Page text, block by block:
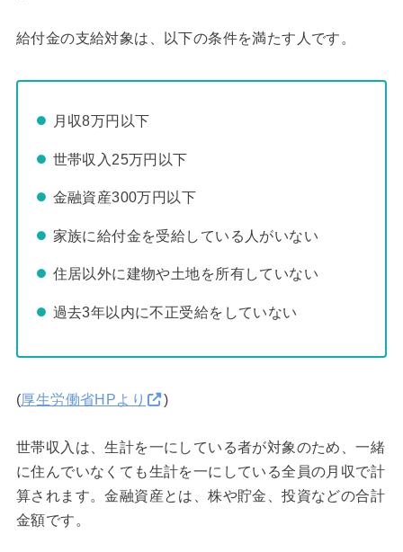
給付金の支給対象は、以下の条件を満たす人です。
月収8万円以下
世帯収入25万円以下
金融資産300万円以下
家族に給付金を受給している人がいない
住居以外に建物や土地を所有していない
過去3年以内に不正受給をしていない
(厚生労働省HPより )
世帯収入は、生計を一にしている者が対象のため、一緒
に住んでいなくても生計を一にしている全員の月収で計
算されます。金融資産とは、株や貯金、投資などの合計
金額です。